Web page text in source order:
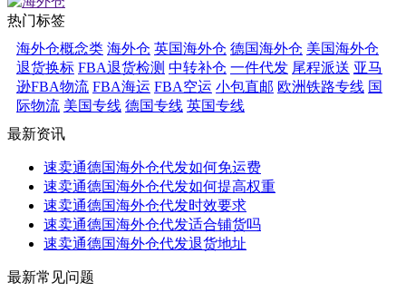
热门标签
海外仓概念类 海外仓 英国海外仓 德国海外仓 美国海外仓
退货换标 FBA退货检测 中转补仓 一件代发 尾程派送 亚马
逊FBA物流 FBA海运 FBA空运 小包直邮 欧洲铁路专线 国
际物流 美国专线 德国专线 英国专线
最新资讯
速卖通德国海外仓代发如何免运费
速卖通德国海外仓代发如何提高权重
速卖通德国海外仓代发时效要求
速卖通德国海外仓代发适合铺货吗
速卖通德国海外仓代发退货地址
最新常见问题